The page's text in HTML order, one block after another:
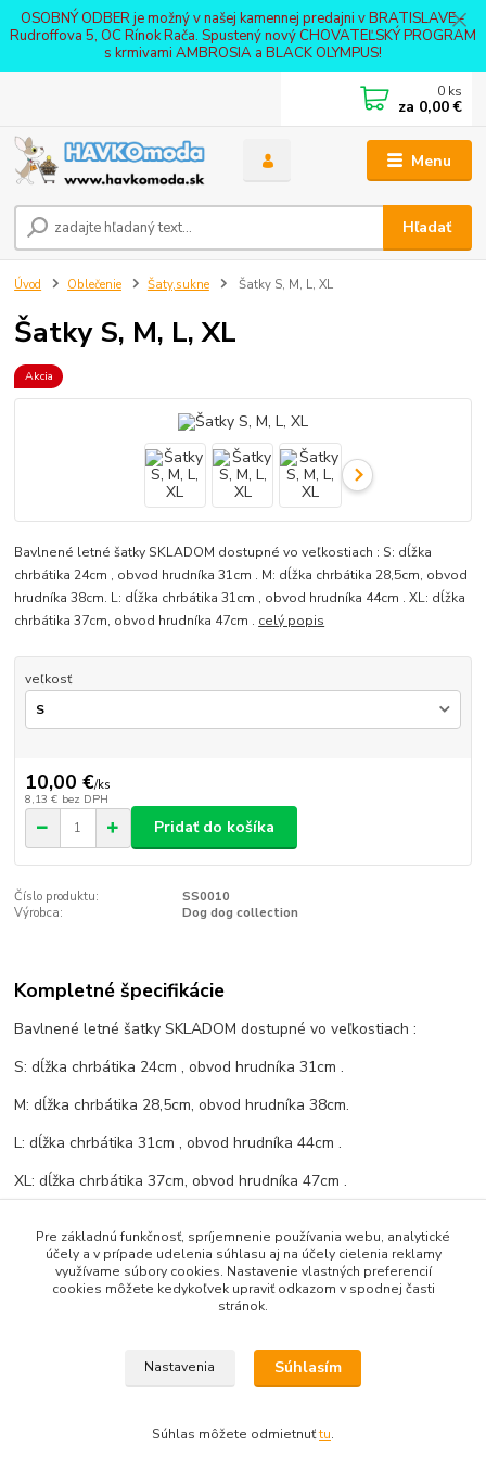
OSOBNÝ ODBER je možný v našej kamennej predajni v BRATISLAVE -
Rudroffova 5, OC Rínok Rača. Spustený nový CHOVATEĽSKÝ PROGRAM
s krmivami AMBROSIA a BLACK OLYMPUS!
Menu
Hľadať
0 ks
za 0,00 €
Úvod Oblečenie Šaty,sukne Šatky S, M, L, XL
Šatky S, M, L, XL
Akcia
Bavlnené letné šatky SKLADOM dostupné vo veľkostiach : S: dĺžka
chrbátika 24cm , obvod hrudníka 31cm . M: dĺžka chrbátika 28,5cm, obvod
hrudníka 38cm. L: dĺžka chrbátika 31cm , obvod hrudníka 44cm . XL: dĺžka
chrbátika 37cm, obvod hrudníka 47cm . celý popis
veľkosť
10,00 €/ks
8,13 € bez DPH
Pridať do košíka
Číslo produktu:
SS0010
Výrobca:
Dog dog collection
Kompletné špecifikácie
Bavlnené letné šatky SKLADOM dostupné vo veľkostiach :
S: dĺžka chrbátika 24cm , obvod hrudníka 31cm .
M: dĺžka chrbátika 28,5cm, obvod hrudníka 38cm.
L: dĺžka chrbátika 31cm , obvod hrudníka 44cm .
XL: dĺžka chrbátika 37cm, obvod hrudníka 47cm .
Tovar zaradený v kategóriách
!VÝPREDAJ!
Pre základnú funkčnosť, spríjemnenie používania webu, analytické
účely a v prípade udelenia súhlasu aj na účely cielenia reklamy
využívame súbory cookies. Nastavenie vlastných preferencií
cookies môžete kedykoľvek upraviť odkazom v spodnej časti
stránok.
Nastavenia Súhlasím
Súhlas môžete odmietnuťtu.